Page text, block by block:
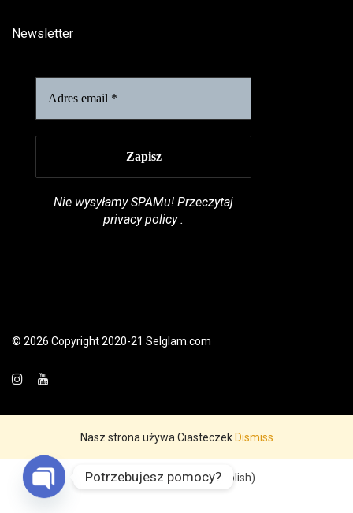
Newsletter
Nie wysyłamy SPAMu! Przeczytaj
privacy policy.
© 2026 Copyright 2020-21 Selglam.com
Nasz strona używa Ciasteczek Dismiss
English Polski( Polish)
Potrzebujesz pomocy?